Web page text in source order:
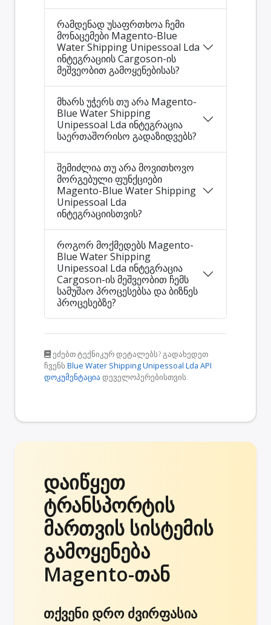
რამდენად უსაფრთხოა ჩემი
მონაცემები Magento-Blue
Water Shipping Unipessoal Lda
ინტეგრაციის Cargoson-ის
მეშვეობით გამოყენებისას?
მხარს უჭერს თუ არა Magento-
Blue Water Shipping
Unipessoal Lda ინტეგრაცია
საერთაშორისო გადაზიდვებს?
შემიძლია თუ არა მოვითხოვო
მორგებული ფუნქციები
Magento-Blue Water Shipping
Unipessoal Lda
ინტეგრაციისთვის?
როგორ მოქმედებს Magento-
Blue Water Shipping
Unipessoal Lda ინტეგრაცია
Cargoson-ის მეშვეობით ჩემს
სამუშაო პროცესებსა და ბიზნეს
პროცესებზე?
ეძებთ ტექნიკურ დეტალებს? გადახედეთ
ჩვენს Blue Water Shipping Unipessoal Lda API
დოკუმენტაცია დეველოპერებისთვის.
დაიწყეთ
ტრანსპორტის
მართვის სისტემის
გამოყენება
Magento-თან
თქვენი დრო ძვირფასია